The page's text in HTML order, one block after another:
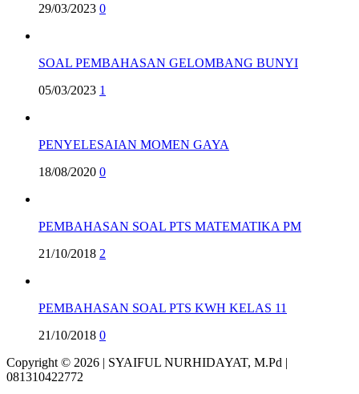
29/03/2023 0
SOAL PEMBAHASAN GELOMBANG BUNYI
05/03/2023 1
PENYELESAIAN MOMEN GAYA
18/08/2020 0
PEMBAHASAN SOAL PTS MATEMATIKA PM
21/10/2018 2
PEMBAHASAN SOAL PTS KWH KELAS 11
21/10/2018 0
Copyright © 2026 | SYAIFUL NURHIDAYAT, M.Pd |
081310422772